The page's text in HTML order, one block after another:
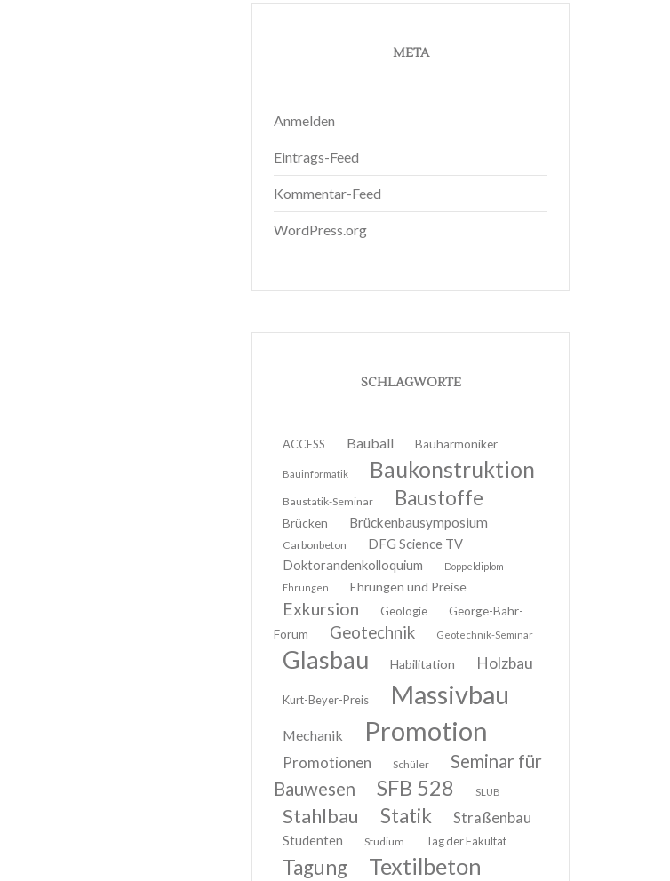
META
Anmelden
Eintrags-Feed
Kommentar-Feed
WordPress.org
SCHLAGWORTE
ACCESS Bauball Bauharmoniker
Bauinformatik Baukonstruktion
Baustatik-Seminar Baustoffe
Brücken Brückenbausymposium
Carbonbeton
DFG Science TV
Doktorandenkolloquium
Doppeldiplom
Ehrungen
Ehrungen und Preise
Exkursion Geologie
George-Bähr-
Forum
Geotechnik Geotechnik-Seminar
Glasbau Habilitation Holzbau
Kurt-Beyer-Preis Massivbau
Mechanik Promotion
Promotionen Schüler
Seminar für
Bauwesen
SFB 528 SLUB
Stahlbau Statik Straßenbau
Studenten Studium Tag der Fakultät
Tagung Textilbeton